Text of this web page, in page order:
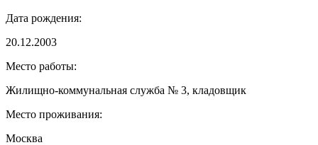
Дата рождения:
20.12.2003
Место работы:
Жилищно-коммунальная служба № 3, кладовщик
Место проживания:
Москва